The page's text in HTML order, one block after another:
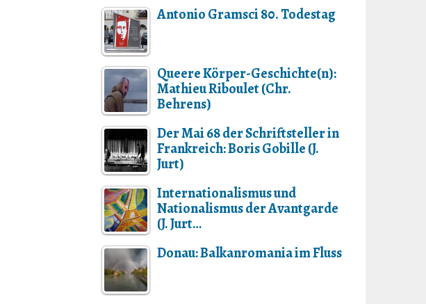
Antonio Gramsci 80. Todestag
Queere Körper-Geschichte(n):
Mathieu Riboulet (Chr.
Behrens)
Der Mai 68 der Schriftsteller in
Frankreich: Boris Gobille (J.
Jurt)
Internationalismus und
Nationalismus der Avantgarde
(J. Jurt…
Donau: Balkanromania im Fluss